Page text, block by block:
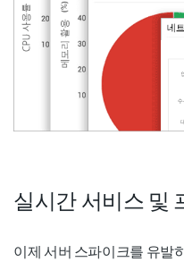
실시간 서비스 및
이제 서버 스파이크를 유발